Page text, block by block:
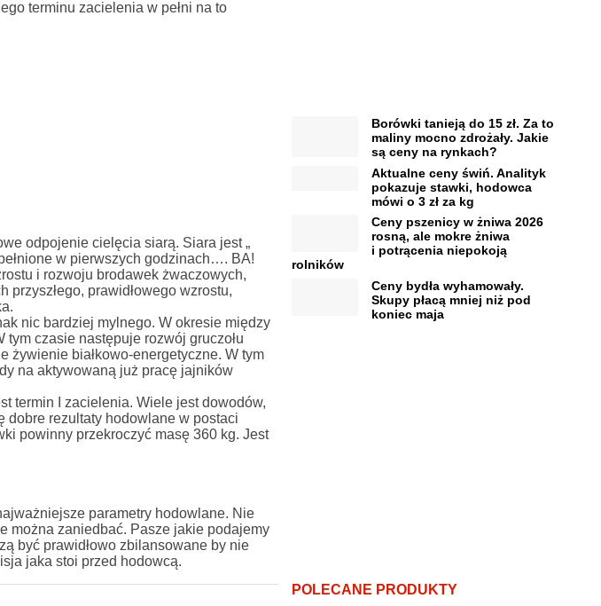
terminu zacielenia w pełni na to
odpojenie cielęcia siarą. Siara jest „
w pierwszych godzinach…. BA!
i rozwoju brodawek żwaczowych,
przyszłego, prawidłowego wzrostu,
nic bardziej mylnego. W okresie między
czasie następuje rozwój gruczołu
żywienie białkowo-energetyczne. W tym
na aktywowaną już pracę jajników
termin I zacielenia. Wiele jest dowodów,
dobre rezultaty hodowlane w postaci
powinny przekroczyć masę 360 kg. Jest
parametry hodowlane. Nie
można zaniedbać. Pasze jakie podajemy
być prawidłowo zbilansowane by nie
jaka stoi przed hodowcą.
Borówki tanieją do 15 zł. Za to
maliny mocno zdrożały. Jakie
są ceny na rynkach?
Aktualne ceny świń. Analityk
pokazuje stawki, hodowca
mówi o 3 zł za kg
Ceny pszenicy w żniwa 2026
rosną, ale mokre żniwa
i potrącenia niepokoją
rolników
Ceny bydła wyhamowały.
Skupy płacą mniej niż pod
koniec maja
POLECANE PRODUKTY